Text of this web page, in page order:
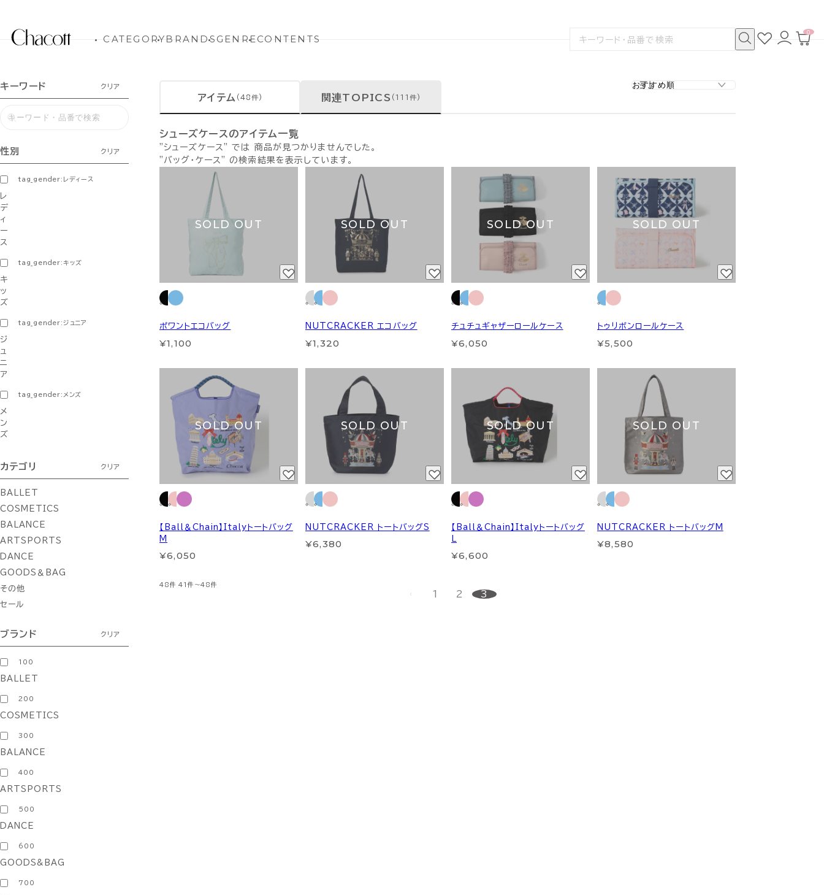
CATEGORYBRANDSGENRECONTENTS
検
お
気
ロ
グ
カ
0
キーワード クリア
性別 クリア
tag_gender:レディース
レ
デ
ィ
ー
ス
tag_gender:キッズ
キ
ッ
ズ
tag_gender:ジュニア
ジ
ュ
ニ
ア
tag_gender:メンズ
メ
ン
ズ
カテゴリ クリア
BALLET
COSMETICS
BALANCE
ARTSPORTS
DANCE
GOODS＆BAG
その他
セール
ブランド クリア
100
BALLET
200
COSMETICS
300
BALANCE
400
ARTSPORTS
500
DANCE
600
GOODS&BAG
700
アイテム (48件) 関連TOPICS (111件)
シューズケースのアイテム一覧
"シューズケース" では 商品が見つかりませんでした。
"バッグ・ケース" の検索結果を表示しています。
SOLD OUT
ポワントエコバッグ
¥1,100
SOLD OUT
NUTCRACKER エコバッグ
¥1,320
SOLD OUT
チュチュギャザーロールケース
¥6,050
SOLD OUT
トゥリボンロールケース
¥5,500
SOLD OUT
【Ball＆Chain】Italyトートバッグ
M
¥6,050
SOLD OUT
NUTCRACKER トートバッグS
¥6,380
SOLD OUT
【Ball＆Chain】Italyトートバッグ
¥6,600
SOLD OUT
NUTCRACKER トートバッグM
¥8,580
48件41件～48件
1 2 3